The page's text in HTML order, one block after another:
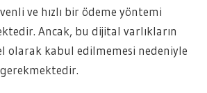
ve hızlı bir ödeme yöntemi
Ancak, bu dijital varlıkların
olarak kabul edilmemesi nedeniyle